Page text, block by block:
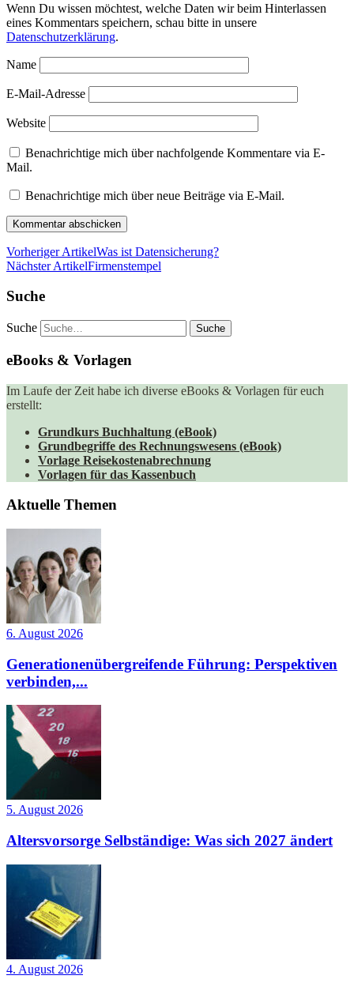
Wenn Du wissen möchtest, welche Daten wir beim Hinterlassen
eines Kommentars speichern, schau bitte in unsere
Datenschutzerklärung.
Name
E-Mail-Adresse
Website
Benachrichtige mich über nachfolgende Kommentare via E-
Mail.
Benachrichtige mich über neue Beiträge via E-Mail.
Vorheriger ArtikelWas ist Datensicherung?
Nächster ArtikelFirmenstempel
Suche
Suche
eBooks & Vorlagen
Im Laufe der Zeit habe ich diverse eBooks & Vorlagen für euch
erstellt:
Grundkurs Buchhaltung (eBook)
Grundbegriffe des Rechnungswesens (eBook)
Vorlage Reisekostenabrechnung
Vorlagen für das Kassenbuch
Aktuelle Themen
6. August 2026
Generationenübergreifende Führung: Perspektiven
verbinden,...
5. August 2026
Altersvorsorge Selbständige: Was sich 2027 ändert
4. August 2026